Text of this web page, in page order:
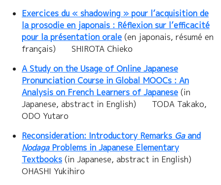
Exercices du « shadowing » pour l’acquisition de
la prosodie en japonais : Réflexion sur l’efficacité
pour la présentation orale (en japonais, résumé en
français) SHIROTA Chieko
A Study on the Usage of Online Japanese
Pronunciation Course in Global MOOCs : An
Analysis on French Learners of Japanese (in
Japanese, abstract in English) TODA Takako,
ODO Yutaro
Reconsideration: Introductory Remarks Gaand
NodagaProblems in Japanese Elementary
Textbooks (in Japanese, abstract in English)
OHASHI Yukihiro